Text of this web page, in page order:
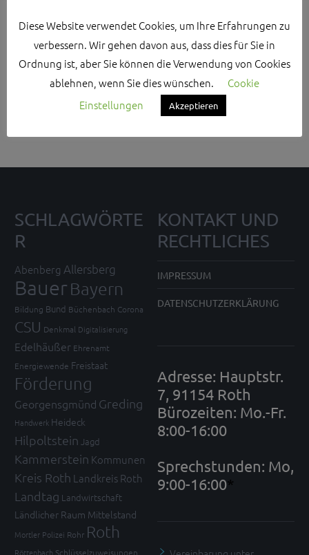
Search Sidebar Widget Area
Please login and add some widgets to this widget area.
SCHLAGWÖRTE
R
Abenberg Allersberg
Bauer Bayern
Bildung Bund Büchenbach Corona
CSU Denkmal Digitalisierung
Edelhäußer Ehrenamt
Energiewende Freistaat
Förderung
Georgensgmünd Greding
Handwerk Heideck
Hilpoltstein Jagd
Kammerstein Kommunen
Kreis Roth Landkreis Roth
Landtag Landwirtschaft
Ländlicher Raum Mittelstand
Mortler Polizei Rohr Roth
Röttenbach Schlüsselzuweisungen
KONTAKT UND
RECHTLICHES
IMPRESSUM
DATENSCHUTZERKLÄRUNG
Adresse: Hauptstr.
7, 91154 Roth
Bürozeiten: Mo.-Fr.
8:00-16:00
Sprechstunden: Mo,
9:00-16:00*
Diese Website verwendet Cookies, um Ihre Erfahrungen zu
verbessern. Wir gehen davon aus, dass dies für Sie in
Ordnung ist, aber Sie können die Verwendung von Cookies
ablehnen, wenn Sie dies wünschen.
Cookie
Einstellungen
Akzeptieren